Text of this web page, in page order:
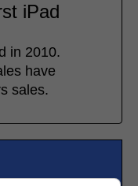
iPad
in 2010.
have
sales.